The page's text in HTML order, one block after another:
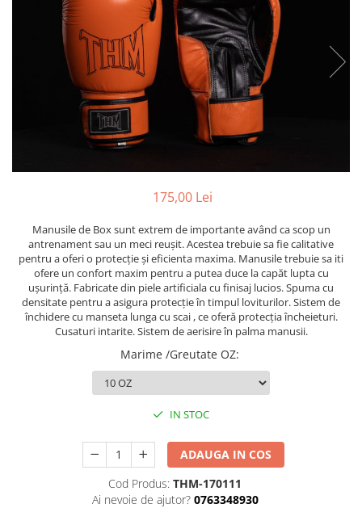
Saci/Dispozitive cu baza
Saci box uppercut/clepsidra
Saci box gonflabili
Sisteme de prindere/Accesorii
Minge/Para cu dubla fixare
Platforma/Para box
Perne/Echipamente perete
Protectii Arte Martiale Karate
Centuri Arte Martiale/Karate
Arme Arte Martiale
Accesorii/Diverse
Bandaje/Fese/Manusi protectie
Antrenament/Manechini
Palmare/Palete Box/Arte Martiale
Perne Antrenament Arte Martiale
Manechini Arte Martiale
Echipament Antrenori
Imbracaminte sport
Accesorii Fitness
Funii/Franghii Antrenament
Imbracaminte pt Fitness
Benzi Alergare
Biciclete/Spinning
Corzi/Benzi Elastice/Expandere
175,00 Lei
Manusile de Box sunt extrem de importante având ca scop un
antrenament sau un meci reușit. Acestea trebuie sa fie calitative
pentru a oferi o protecție și eficienta maxima. Manusile trebuie sa iti
ofere un confort maxim pentru a putea duce la capăt lupta cu
ușurință. Fabricate din piele artificiala cu finisaj lucios. Spuma cu
densitate pentru a asigura protecție în timpul loviturilor. Sistem de
închidere cu manseta lunga cu scai , ce oferă protecția încheieturi.
Cusaturi intarite. Sistem de aerisire în palma manusii.
Marime /Greutate OZ:
IN STOC
ADAUGA IN COS
Cod Produs: THM-170111
Ai nevoie de ajutor? 0763348930